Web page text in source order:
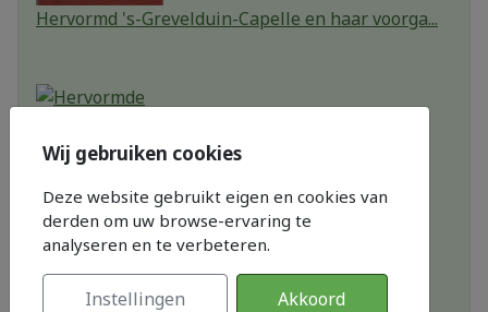
Hervormd 's-Grevelduin-Capelle en haar voorga...
byKerkvoogdij J. Volkers
Wij gebruiken cookies
Deze website gebruikt eigen en cookies van
derden om uw browse-ervaring te
analyseren en te verbeteren.
Instellingen Akkoord